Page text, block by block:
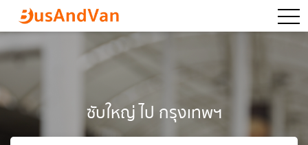
ซับใหญ่ ไป กรุงเทพฯ